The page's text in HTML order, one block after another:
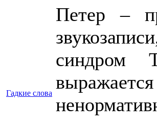
Гадкие слова
Петер –
синдром